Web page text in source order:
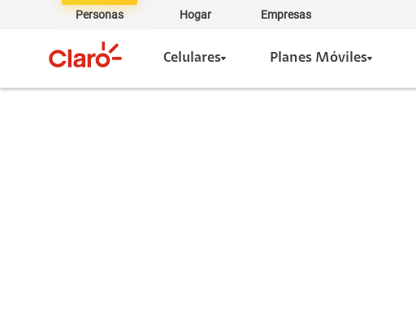
Personas Hogar Empresas
Celulares Planes Móviles